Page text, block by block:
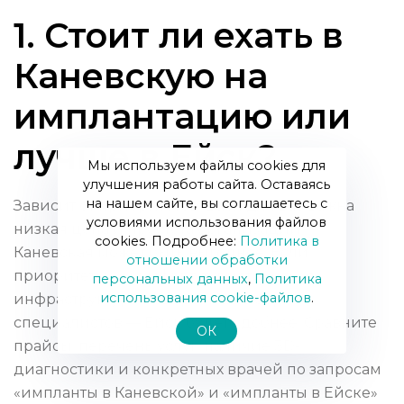
1. Стоит ли ехать в
Каневскую на
имплантацию или
лучше в Ейск?
Зависит от приоритетов. Если для вас важна
низкая цена и простота организации —
Каневская может быть выгоднее. Если
приоритеты — комфорт, туристическая
инфраструктура и широкий выбор
специалистов — Ейск будет удобнее. Сравните
прайсы, перечень услуг, наличие 3D-
диагностики и конкретных врачей по запросам
«импланты в Каневской» и «импланты в Ейске»
Мы используем файлы cookies для
улучшения работы сайта. Оставаясь
на нашем сайте, вы соглашаетесь с
условиями использования файлов
cookies. Подробнее: Политика в
отношении обработки
персональных данных, Политика
использования сookie-файлов.
ОК